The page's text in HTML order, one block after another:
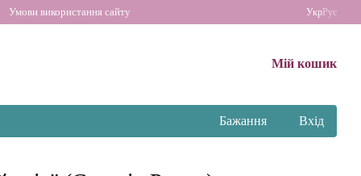
Умови використання сайту Укр Рус
Мій кошик
Бажання Вхід